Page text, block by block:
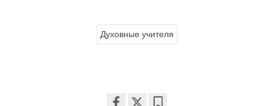
Духовные учителя